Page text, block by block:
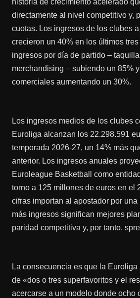
historia de crecimiento acelerado
directamente al nivel competitivo y,
cuotas. Los ingresos de los clubes
crecieron un 40% en los últimos
ingresos por día de partido –
merchandising – subiendo un 85%
comerciales aumentando un 30%.
Los ingresos medios de los clubes
Euroliga alcanzan los 22.298.591
temporada 2026-27, un 14% más
anterior. Los ingresos anuales
Euroleague Basketball como
torno a 125 millones de euros en el
cifras importan al apostador por una
más ingresos significan mejores
paridad competitiva y, por tanto,
La consecuencia es que la
de «dos o tres superfavoritos y el
acercarse a un modelo donde ocho